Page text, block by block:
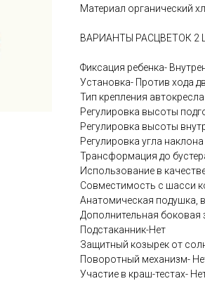
Материал органический
ВАРИАНТЫ РАСЦВЕТОК 2
Фиксация ребенка-
Установка- Против хода
Тип крепления
Регулировка высоты
Регулировка высоты
Регулировка угла
Трансформация до
Использование в
Совместимость с шасси
Анатомическая подушка,
Дополнительная боковая
Подстаканник-Нет
Защитный козырек от
Поворотный механизм-
Участие в краш-тестах-